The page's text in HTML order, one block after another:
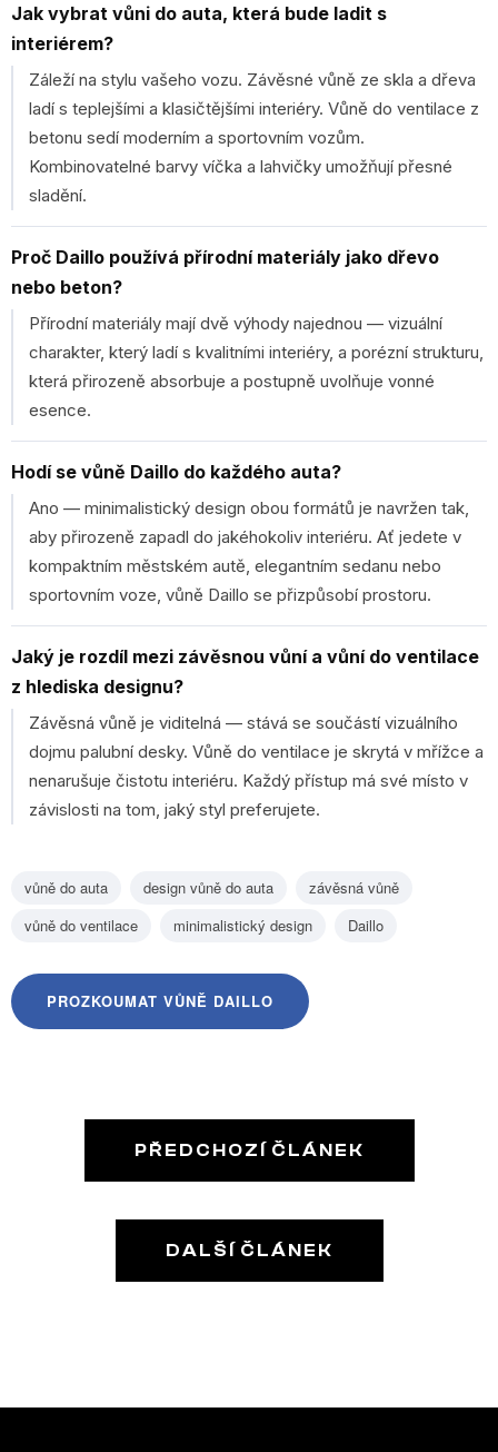
Jak vybrat vůni do auta, která bude ladit s
interiérem?
Záleží na stylu vašeho vozu. Závěsné vůně ze skla a dřeva
ladí s teplejšími a klasičtějšími interiéry. Vůně do ventilace z
betonu sedí moderním a sportovním vozům.
Kombinovatelné barvy víčka a lahvičky umožňují přesné
sladění.
Proč Daillo používá přírodní materiály jako dřevo
nebo beton?
Přírodní materiály mají dvě výhody najednou — vizuální
charakter, který ladí s kvalitními interiéry, a porézní strukturu,
která přirozeně absorbuje a postupně uvolňuje vonné
esence.
Hodí se vůně Daillo do každého auta?
Ano — minimalistický design obou formátů je navržen tak,
aby přirozeně zapadl do jakéhokoliv interiéru. Ať jedete v
kompaktním městském autě, elegantním sedanu nebo
sportovním voze, vůně Daillo se přizpůsobí prostoru.
Jaký je rozdíl mezi závěsnou vůní a vůní do ventilace
z hlediska designu?
Závěsná vůně je viditelná — stává se součástí vizuálního
dojmu palubní desky. Vůně do ventilace je skrytá v mřížce a
nenarušuje čistotu interiéru. Každý přístup má své místo v
závislosti na tom, jaký styl preferujete.
vůně do auta design vůně do auta
závěsná vůně
vůně do ventilace
minimalistický design Daillo
PROZKOUMAT VŮNĚ DAILLO
PŘEDCHOZÍ ČLÁNEK
DALŠÍ ČLÁNEK